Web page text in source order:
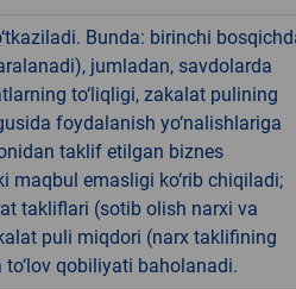
Bunda: birinchi
jumladan, savdolarda
to‘liqligi, zakalat pulining
foydalanish yo‘nalishlariga
taklif etilgan biznes
maqbul emasligi ko‘rib chiqiladi;
takliflari (sotib olish narxi va
puli miqdori (narx taklifining
qobiliyati baholanadi.